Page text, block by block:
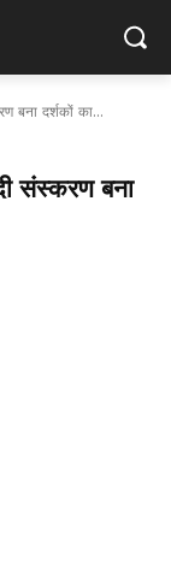
बना दर्शकों का...
संस्करण बना